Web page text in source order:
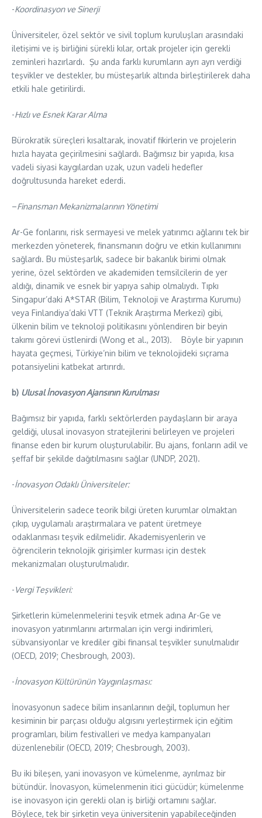
​-Koordinasyon ve Sinerji
Üniversiteler, özel sektör ve sivil toplum kuruluşları arasındaki
iletişimi ve iş birliğini sürekli kılar, ortak projeler için gerekli
zeminleri hazırlardı. Şu anda farklı kurumların ayrı ayrı verdiği
teşvikler ve destekler, bu müsteşarlık altında birleştirilerek daha
etkili hale getirilirdi.
​-Hızlı ve Esnek Karar Alma
Bürokratik süreçleri kısaltarak, inovatif fikirlerin ve projelerin
hızla hayata geçirilmesini sağlardı. Bağımsız bir yapıda, kısa
vadeli siyasi kaygılardan uzak, uzun vadeli hedefler
doğrultusunda hareket ederdi.
–Finansman Mekanizmalarının Yönetimi
Ar-Ge fonlarını, risk sermayesi ve melek yatırımcı ağlarını tek bir
merkezden yöneterek, finansmanın doğru ve etkin kullanımını
sağlardı. Bu müsteşarlık, sadece bir bakanlık birimi olmak
yerine, özel sektörden ve akademiden temsilcilerin de yer
aldığı, dinamik ve esnek bir yapıya sahip olmalıydı. Tıpkı
Singapur’daki A*STAR (Bilim, Teknoloji ve Araştırma Kurumu)
veya Finlandiya’daki VTT (Teknik Araştırma Merkezi) gibi,
ülkenin bilim ve teknoloji politikasını yönlendiren bir beyin
takımı görevi üstlenirdi (Wong et al., 2013). Böyle bir yapının
hayata geçmesi, Türkiye’nin bilim ve teknolojideki sıçrama
potansiyelini katbekat artırırdı.
b) Ulusal İnovasyon Ajansının Kurulması
Bağımsız bir yapıda, farklı sektörlerden paydaşların bir araya
geldiği, ulusal inovasyon stratejilerini belirleyen ve projeleri
finanse eden bir kurum oluşturulabilir. Bu ajans, fonların adil ve
şeffaf bir şekilde dağıtılmasını sağlar (UNDP, 2021).
​-İnovasyon Odaklı Üniversiteler:
Üniversitelerin sadece teorik bilgi üreten kurumlar olmaktan
çıkıp, uygulamalı araştırmalara ve patent üretmeye
odaklanması teşvik edilmelidir. Akademisyenlerin ve
öğrencilerin teknolojik girişimler kurması için destek
mekanizmaları oluşturulmalıdır.
​-Vergi Teşvikleri:
Şirketlerin kümelenmelerini teşvik etmek adına Ar-Ge ve
inovasyon yatırımlarını artırmaları için vergi indirimleri,
sübvansiyonlar ve krediler gibi finansal teşvikler sunulmalıdır
(OECD, 2019; Chesbrough, 2003).
​-İnovasyon Kültürünün Yaygınlaşması:
İnovasyonun sadece bilim insanlarının değil, toplumun her
kesiminin bir parçası olduğu algısını yerleştirmek için eğitim
programları, bilim festivalleri ve medya kampanyaları
düzenlenebilir (OECD, 2019; Chesbrough, 2003).
Bu iki bileşen, yani inovasyon ve kümelenme, ayrılmaz bir
bütündür. İnovasyon, kümelenmenin itici gücüdür; kümelenme
ise inovasyon için gerekli olan iş birliği ortamını sağlar.
Böylece, tek bir şirketin veya üniversitenin yapabileceğinden